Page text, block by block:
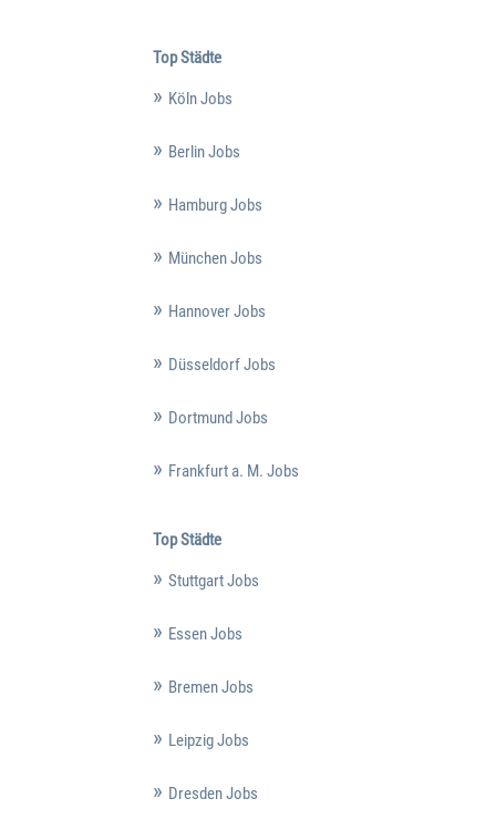
Top Städte
Köln Jobs
Berlin Jobs
Hamburg Jobs
München Jobs
Hannover Jobs
Düsseldorf Jobs
Dortmund Jobs
Frankfurt a. M. Jobs
Top Städte
Stuttgart Jobs
Essen Jobs
Bremen Jobs
Leipzig Jobs
Dresden Jobs